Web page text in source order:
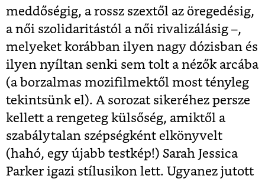
meddőségig, a rossz szextől az öregedésig,
a női szolidaritástól a női rivalizálásig –,
melyeket korábban ilyen nagy dózisban és
ilyen nyíltan senki sem tolt a nézők arcába
(a borzalmas mozifilmektől most tényleg
tekintsünk el). A sorozat sikeréhez persze
kellett a rengeteg külsőség, amiktől a
szabálytalan szépségként elkönyvelt
(hahó, egy újabb testkép!) Sarah Jessica
Parker igazi stílusikon lett. Ugyanez jutott